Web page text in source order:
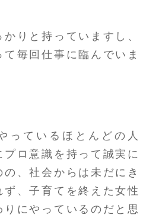
りと持っていますし、
毎回仕事に臨んでいま
っているほとんどの人
プロ意識を持って誠実に
、社会からは未だにき
ず、子育てを終えた女性
りにやっているのだと思